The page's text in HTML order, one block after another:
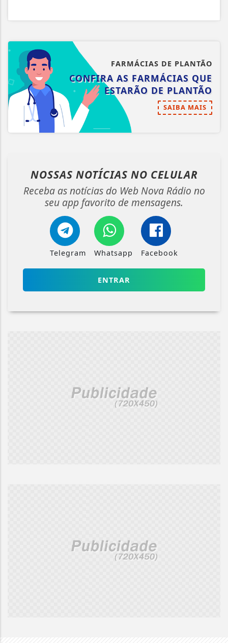
FARMÁCIAS DE PLANTÃO
CONFIRA AS FARMÁCIAS QUE
ESTARÃO DE PLANTÃO
SAIBA MAIS
NOSSAS NOTÍCIAS NO CELULAR
Receba as notícias do Web Nova Rádio no
seu app favorito de mensagens.
Telegram Whatsapp Facebook
ENTRAR